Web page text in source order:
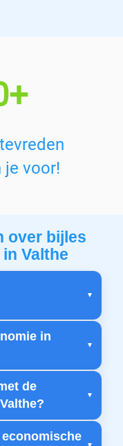
je voor!
over bijles
Valthe
in
de